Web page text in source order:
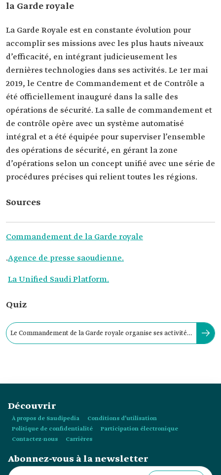
la Garde royale
La Garde Royale est en constante évolution pour
accomplir ses missions avec les plus hauts niveaux
d’efficacité, en intégrant judicieusement les
dernières technologies dans ses activités. Le 1er mai
2019, le Centre de Commandement et de Contrôle a
été officiellement inauguré dans la salle des
opérations de sécurité. La salle de commandement et
de contrôle opère avec un système automatisé
intégral et a été équipée pour superviser l’ensemble
des opérations de sécurité, en gérant la zone
d’opérations selon un concept unifié avec une série de
procédures précises qui relient toutes les régions.
Sources
Commandement de la Garde royale
.Agence de presse saoudienne.
La Unified Saudi Platform.
Quiz
Le Commandement de la Garde royale organise ses activités
Découvrir
À propos de Saudipedia
Conditions d’utilisation
Politique de confidentialité
Participation électronique
Contactez-nous
Carrières
Abonnez-vous à la newsletter